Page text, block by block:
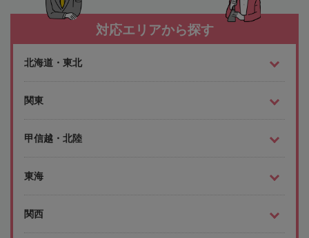
対応エリアから探す
北海道・東北
関東
甲信越・北陸
東海
関西